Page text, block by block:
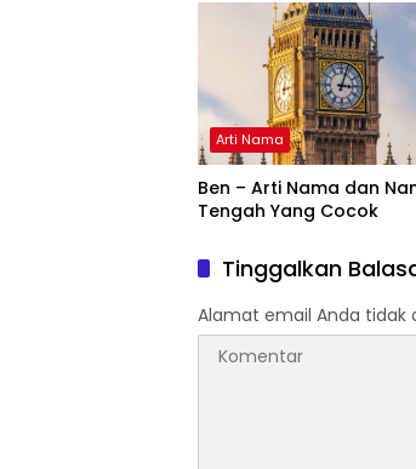
Arti Nama
Ben – Arti Nama dan
Tengah Yang Cocok
Tinggalkan
Alamat email Anda tidak